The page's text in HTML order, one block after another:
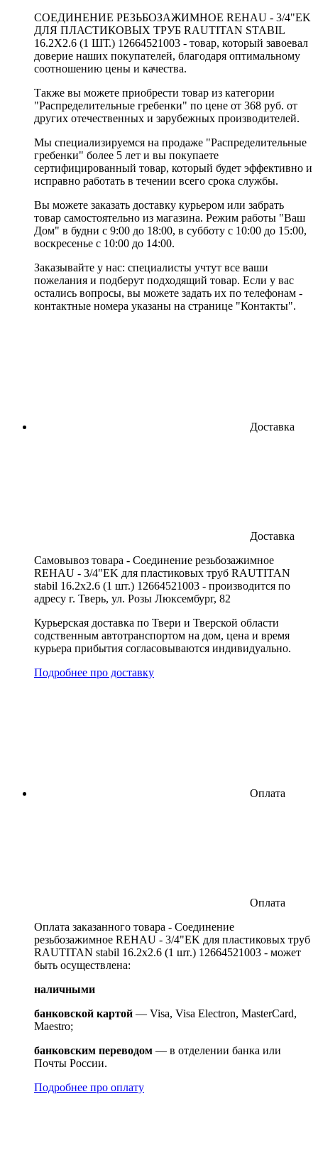
СОЕДИНЕНИЕ РЕЗЬБОЗАЖИМНОЕ REHAU - 3/4"EK
ДЛЯ ПЛАСТИКОВЫХ ТРУБ RAUTITAN STABIL
16.2X2.6 (1 ШТ.) 12664521003 - товар, который завоевал
доверие наших покупателей, благодаря оптимальному
соотношению цены и качества.
Также вы можете приобрести товар из категории
"Распределительные гребенки" по цене от 368 руб. от
других отечественных и зарубежных производителей.
Мы специализируемся на продаже "Распределительные
гребенки" более 5 лет и вы покупаете
сертифицированный товар, который будет эффективно и
исправно работать в течении всего срока службы.
Вы можете заказать доставку курьером или забрать
товар самостоятельно из магазина. Режим работы "Ваш
Дом" в будни с 9:00 до 18:00, в субботу с 10:00 до 15:00,
воскресенье с 10:00 до 14:00.
Заказывайте у нас: специалисты учтут все ваши
пожелания и подберут подходящий товар. Если у вас
остались вопросы, вы можете задать их по телефонам -
контактные номера указаны на странице "Контакты".
Доставка
Доставка
Cамовывоз товара - Соединение резьбозажимное
REHAU - 3/4"EK для пластиковых труб RAUTITAN
stabil 16.2x2.6 (1 шт.) 12664521003 - производится по
адресу г. Тверь, ул. Розы Люксембург, 82
Курьерская доставка по Твери и Тверской области
содственным автотранспортом на дом, цена и время
курьера прибытия согласовываются индивидуально.
Подробнее про доставку
Оплата
Оплата
Оплата заказанного товара - Соединение
резьбозажимное REHAU - 3/4"EK для пластиковых труб
RAUTITAN stabil 16.2x2.6 (1 шт.) 12664521003 - может
быть осуществлена:
наличными
банковской картой — Visa, Visa Electron, MasterCard,
Maestro;
банковским переводом — в отделении банка или
Почты России.
Подробнее про оплату